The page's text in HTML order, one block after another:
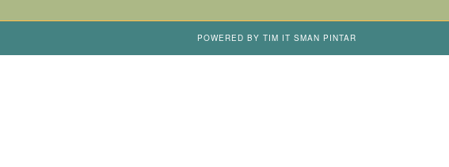
POWERED BY TIM IT SMAN PINTAR